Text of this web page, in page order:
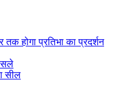
होगा प्रतिभा का प्रदर्शन
सील